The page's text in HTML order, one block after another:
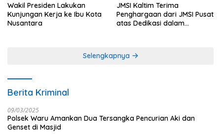
Wakil Presiden Lakukan
Kunjungan Kerja ke Ibu Kota
Nusantara
JMSI Kaltim Terima
Penghargaan dari JMSI Pusat
atas Dedikasi dalam
Selengkapnya
Berita Kriminal
09/03/2025
Polsek Waru Amankan Dua Tersangka Pencurian Aki dan
Genset di Masjid